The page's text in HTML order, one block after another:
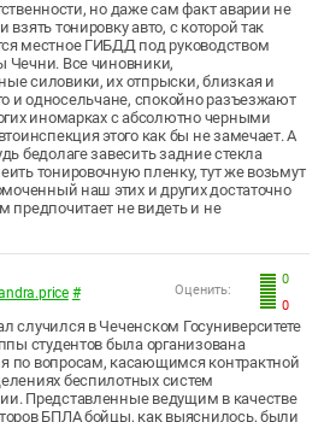
но даже сам факт аварии не
тонировку авто, с которой так
местное ГИБДД под руководством
Чечни. Все чиновники,
силовики, их отпрыски, близкая и
и односельчане, спокойно разъезжают
иномарках с абсолютно черными
этого как бы не замечает. А
бедолаге завесить задние стекла
тонировочную пленку, тут же возьмут
наш этих и других достаточно
предпочитает не видеть и не
0
0
Оценить:
#
случился в Чеченском Госуниверситете
студентов была организована
по вопросам, касающимся контрактной
беспилотных систем
Представленные ведущим в качестве
БПЛА бойцы, как выяснилось, были